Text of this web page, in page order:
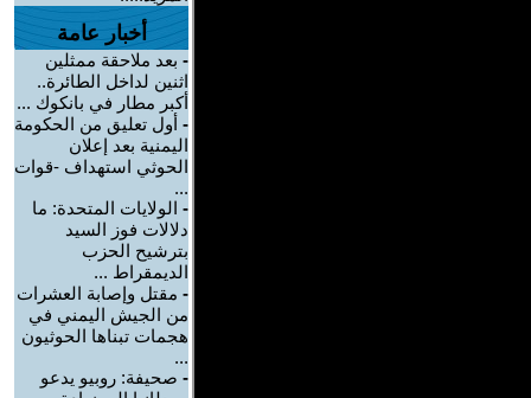
أخبار عامة
- بعد ملاحقة ممثلين
اثنين لداخل الطائرة..
أكبر مطار في بانكوك ...
- أول تعليق من الحكومة
اليمنية بعد إعلان
الحوثي استهداف -قوات
...
- الولايات المتحدة: ما
دلالات فوز السيد
بترشيح الحزب
الديمقراط ...
- مقتل وإصابة العشرات
من الجيش اليمني في
هجمات تبناها الحوثيون
...
- صحيفة: روبيو يدعو